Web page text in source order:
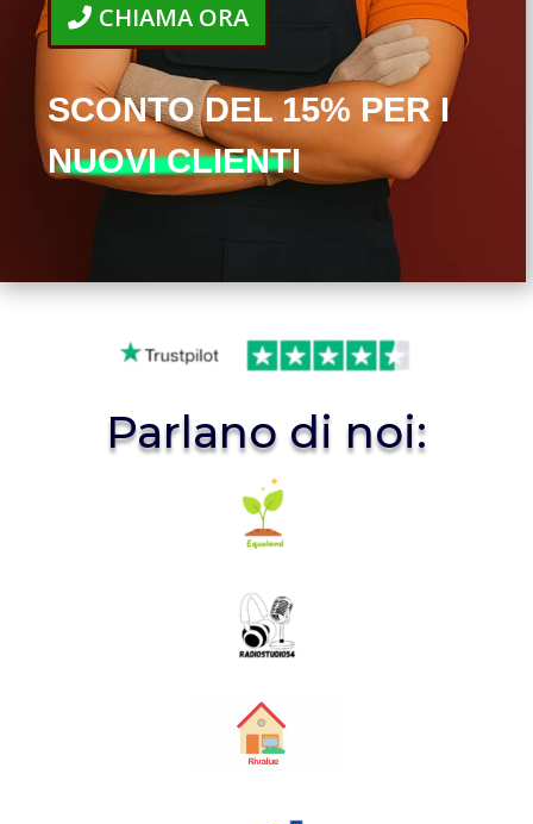
CHIAMA ORA
SCONTO DEL 15% PER I
NUOVI CLIENTI
Parlano di noi: